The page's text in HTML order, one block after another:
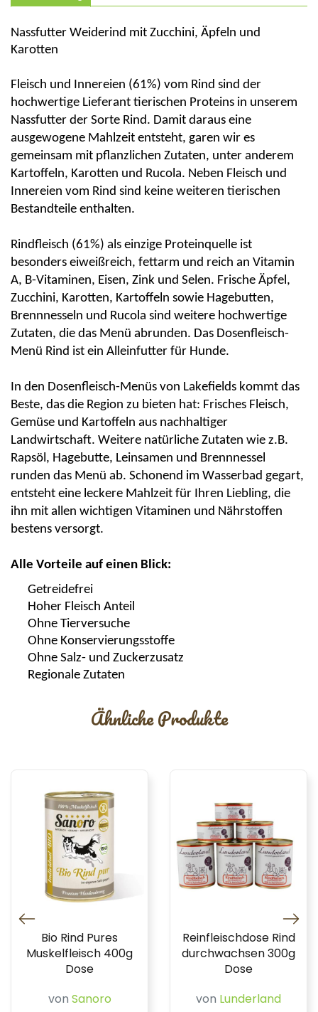
Nassfutter Weiderind mit Zucchini, Äpfeln und
Karotten
Fleisch und Innereien (61%) vom Rind sind der
hochwertige Lieferant tierischen Proteins in unserem
Nassfutter der Sorte Rind. Damit daraus eine
ausgewogene Mahlzeit entsteht, garen wir es
gemeinsam mit pflanzlichen Zutaten, unter anderem
Kartoffeln, Karotten und Rucola. Neben Fleisch und
Innereien vom Rind sind keine weiteren tierischen
Bestandteile enthalten.
Rindfleisch (61%) als einzige Proteinquelle ist
besonders eiweißreich, fettarm und reich an Vitamin
A, B-Vitaminen, Eisen, Zink und Selen. Frische Äpfel,
Zucchini, Karotten, Kartoffeln sowie Hagebutten,
Brennnesseln und Rucola sind weitere hochwertige
Zutaten, die das Menü abrunden. Das Dosenfleisch-
Menü Rind ist ein Alleinfutter für Hunde.
In den Dosenfleisch-Menüs von Lakefields kommt das
Beste, das die Region zu bieten hat: Frisches Fleisch,
Gemüse und Kartoffeln aus nachhaltiger
Landwirtschaft. Weitere natürliche Zutaten wie z.B.
Rapsöl, Hagebutte, Leinsamen und Brennnessel
runden das Menü ab. Schonend im Wasserbad gegart,
entsteht eine leckere Mahlzeit für Ihren Liebling, die
ihn mit allen wichtigen Vitaminen und Nährstoffen
bestens versorgt.
Alle Vorteile auf einen Blick:
Getreidefrei
Hoher Fleisch Anteil
Ohne Tierversuche
Ohne Konservierungsstoffe
Ohne Salz- und Zuckerzusatz
Regionale Zutaten
Ähnliche Produkte
Bio Rind Pures
Muskelfleisch 400g
Dose
von Sanoro
Reinfleischdose Rind
durchwachsen 300g
Dose
von Lunderland